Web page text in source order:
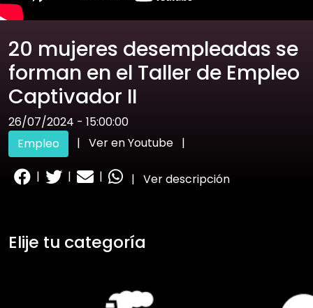
20 mujeres desempleadas se
forman en el Taller de Empleo
Captivador II
26/07/2024 - 15:00:00
Empleo
| Ver en Youtube |
| | | | Ver descripción
Elije tu categoría